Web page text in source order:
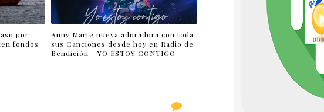
por
fondos
Anny Marte nueva adoradora con toda
sus Canciones desde hoy en Radio de
Bendición - YO ESTOY CONTIGO